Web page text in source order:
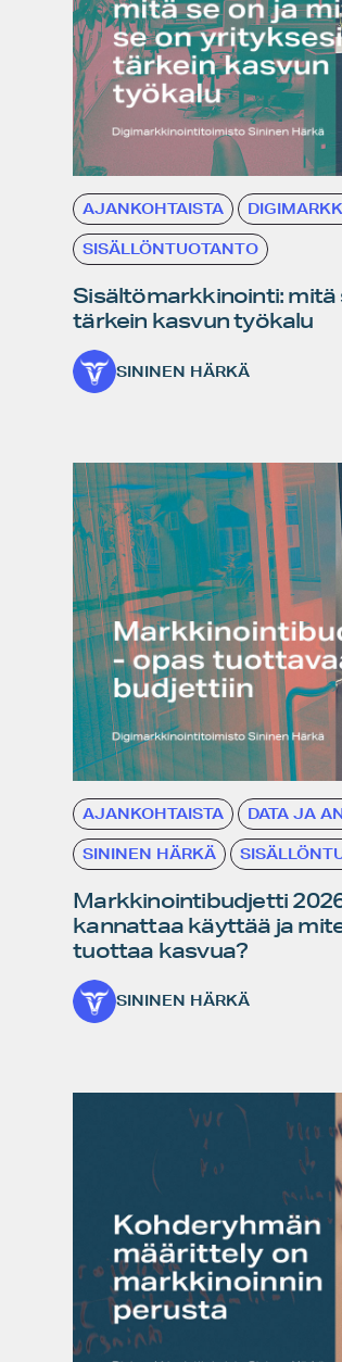
AJANKOHTAISTA
SISÄLLÖNTUOTANTO
Sisältömarkkinointi: mitä
tärkein kasvun työkalu
SININEN HÄRKÄ
AJANKOHTAISTA DATA JA
SININEN HÄRKÄ
Markkinointibudjetti
kannattaa käyttää ja
tuottaa kasvua?
SININEN HÄRKÄ